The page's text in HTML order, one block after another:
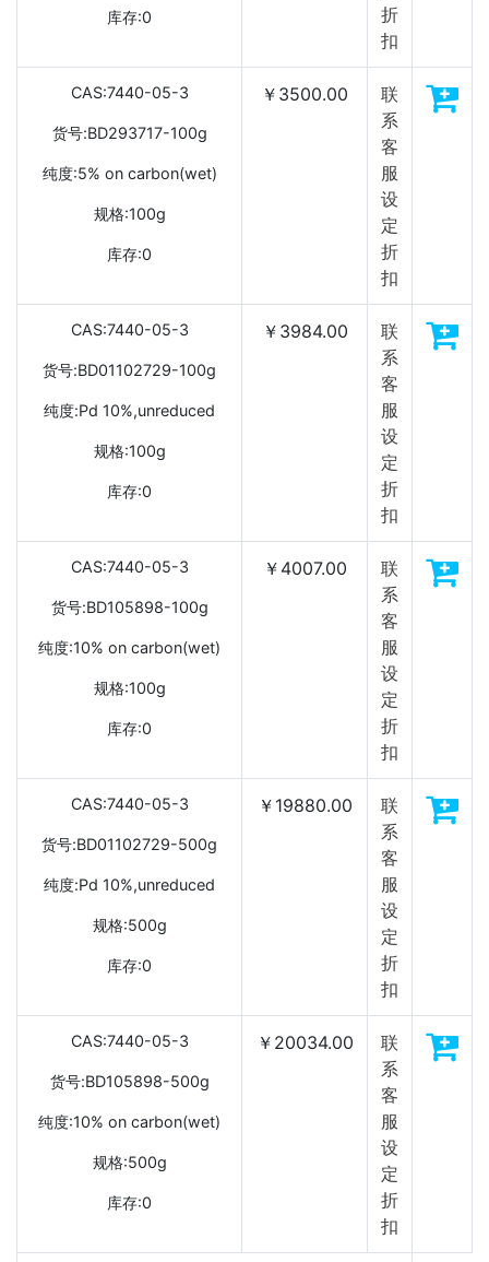
库存:0
折
扣
CAS:7440-05-3
货号:BD293717-100g
纯度:5% on carbon(wet)
规格:100g
库存:0
￥3500.00
联
系
客
服
设
定
折
扣
CAS:7440-05-3
货号:BD01102729-100g
纯度:Pd 10%,unreduced
规格:100g
库存:0
￥3984.00
联
系
客
服
设
定
折
扣
CAS:7440-05-3
货号:BD105898-100g
纯度:10% on carbon(wet)
规格:100g
库存:0
￥4007.00
联
系
客
服
设
定
折
扣
CAS:7440-05-3
货号:BD01102729-500g
纯度:Pd 10%,unreduced
规格:500g
库存:0
￥19880.00
联
系
客
服
设
定
折
扣
CAS:7440-05-3
货号:BD105898-500g
纯度:10% on carbon(wet)
规格:500g
库存:0
￥20034.00
联
系
客
服
设
定
折
扣